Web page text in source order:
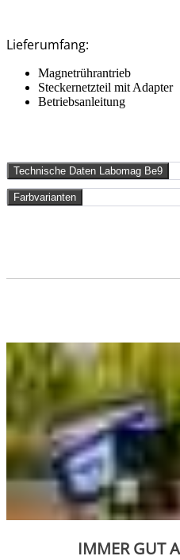
Lieferumfang:
Magnetrührantrieb
Steckernetzteil mit Adapter
Betriebsanleitung
Technische Daten Labomag Be9
Farbvarianten
IMMER GUT